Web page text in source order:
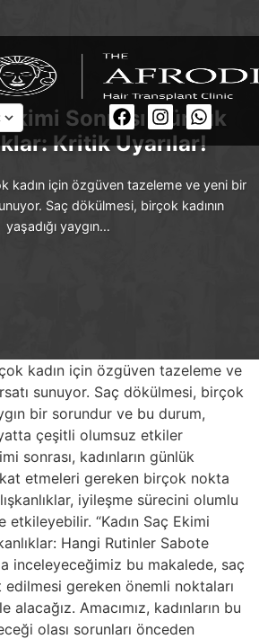
Sonrası Günlük
Kritik Uyarılar!
kadın için özgüven tazeleme ve yeni bir
Saç dökülmesi, birçok kadının
yaşadığı yaygın…
kadın için özgüven tazeleme ve
sunuyor. Saç dökülmesi, birçok
bir sorundur ve bu durum,
çeşitli olumsuz etkiler
sonrası, kadınların günlük
etmeleri gereken birçok nokta
iyileşme sürecini olumlu
“Kadın Saç Ekimi
Hangi Rutinler Sabote
inceleyeceğimiz bu makalede, saç
gereken önemli noktaları
alacağız. Amacımız, kadınların bu
olası sorunları önceden